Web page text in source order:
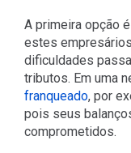
A primeira opção
estes
dificuldades
tributos. Em uma
franqueado, por
pois seus
comprometidos.